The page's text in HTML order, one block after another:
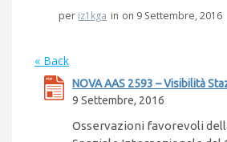
per iz1kga in on 9 Settembre, 2016
« Back
NOVA AAS 2593 – Visibilità
9 Settembre, 2016
Osservazioni favorevoli